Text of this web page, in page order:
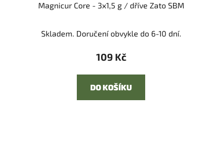
Magnicur Core - 3x1,5 g / dříve Zato SBM
Skladem. Doručení obvykle do 6-10 dní.
109 Kč
DO KOŠÍKU